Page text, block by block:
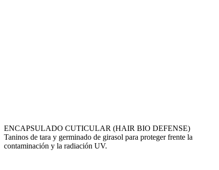
ENCAPSULADO CUTICULAR (HAIR BIO DEFENSE)
Taninos de tara y germinado de girasol para proteger frente la
contaminación y la radiación UV.